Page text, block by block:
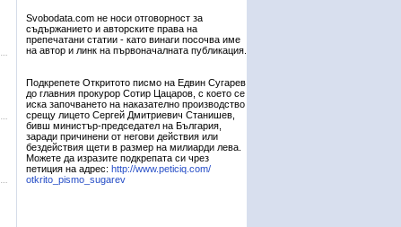
Svobodata.com не носи отговорност за
съдържанието и авторските права на
препечатани статии - като винаги посочва име
на автор и линк на първоначалната публикация.
Подкрепете Откритото писмо на Едвин Сугарев
до главния прокурор Сотир Цацаров, с което се
иска започването на наказателно производство
срещу лицето Сергей Дмитриевич Станишев,
бивш министър-председател на България,
заради причинени от негови действия или
бездействия щети в размер на милиарди лева.
Можете да изразите подкрепата си чрез
петиция на адрес: http://www.peticiq.com/
otkrito_pismo_sugarev